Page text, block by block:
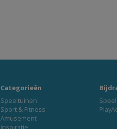
Categorieën
Speeltuinen
Sport & Fitness
Amusement
Inspiratie